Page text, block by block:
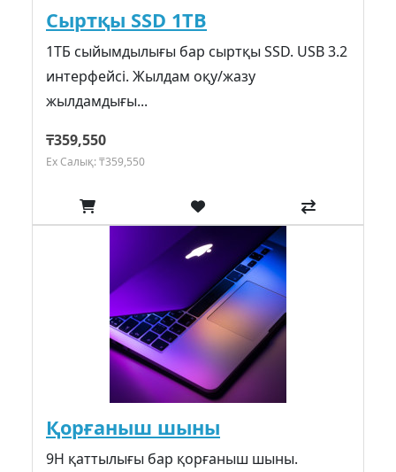
Сыртқы SSD 1TB
1ТБ сыйымдылығы бар сыртқы SSD. USB 3.2
интерфейсі. Жылдам оқу/жазу
жылдамдығы...
₸359,550
Ex Салық: ₸359,550
Қорғаныш шыны
9H қаттылығы бар қорғаныш шыны.